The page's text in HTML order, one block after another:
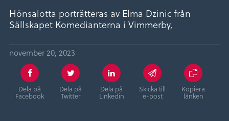
Hönsalotta porträtteras av Elma Dzinic från
Sällskapet Komedianterna i Vimmerby,
november 20, 2023
Dela på
Facebook
Dela på
Twitter
Dela på
Linkedin
Skicka till
e-post
Kopiera
länken